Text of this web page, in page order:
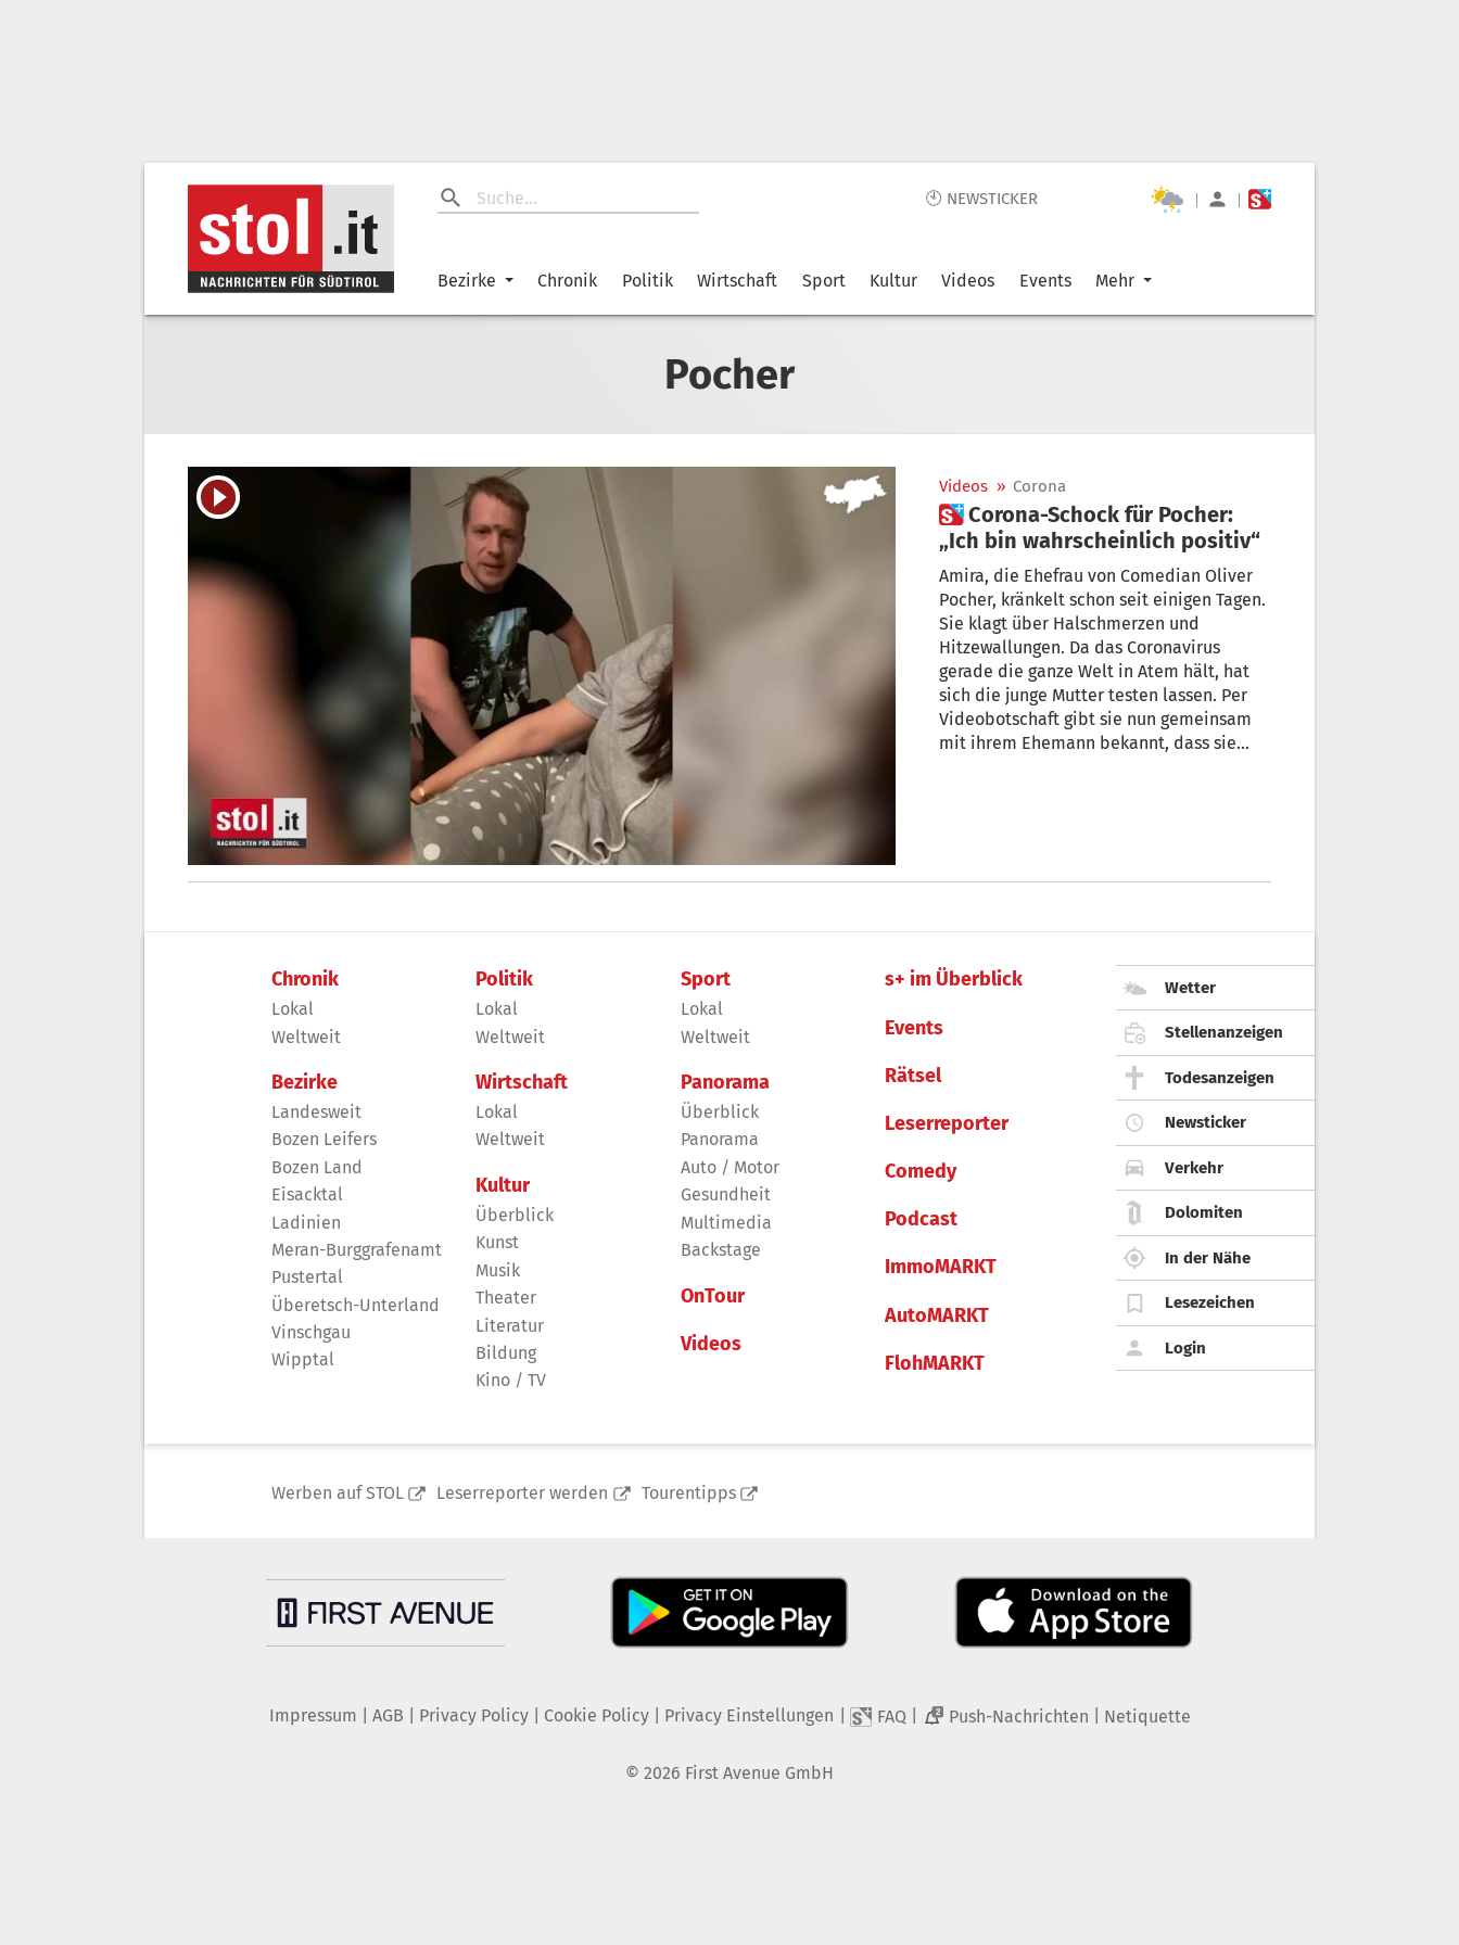
🕙 NEWSTICKER | |
Bezirke Chronik Politik Wirtschaft Sport Kultur Videos Events Mehr
Pocher
Videos » Corona
 Corona-Schock für Pocher:
„Ich bin wahrscheinlich positiv“
Amira, die Ehefrau von Comedian Oliver
Pocher, kränkelt schon seit einigen Tagen.
Sie klagt über Halschmerzen und
Hitzewallungen. Da das Coronavirus
gerade die ganze Welt in Atem hält, hat
sich die junge Mutter testen lassen. Per
Videobotschaft gibt sie nun gemeinsam
mit ihrem Ehemann bekannt, dass sie
Chronik
Lokal
Weltweit
Bezirke
Landesweit
Bozen Leifers
Bozen Land
Eisacktal
Ladinien
Meran-Burggrafenamt
Pustertal
Überetsch-Unterland
Vinschgau
Wipptal
Politik
Lokal
Weltweit
Wirtschaft
Lokal
Weltweit
Kultur
Überblick
Kunst
Musik
Theater
Literatur
Bildung
Kino / TV
Sport
Lokal
Weltweit
Panorama
Überblick
Panorama
Auto / Motor
Gesundheit
Multimedia
Backstage
OnTour
Videos
s+ im Überblick
Events
Rätsel
Leserreporter
Comedy
Podcast
ImmoMARKT
AutoMARKT
FlohMARKT
Wetter
Stellenanzeigen
Todesanzeigen
Newsticker
Verkehr
Dolomiten
In der Nähe
Lesezeichen
Login
Werben auf STOL Leserreporter werden Tourentipps
Impressum AGB Privacy Policy| Cookie Policy| Privacy Einstellungen FAQ 2 Push-Nachrichten Netiquette
© 2026 First Avenue GmbH